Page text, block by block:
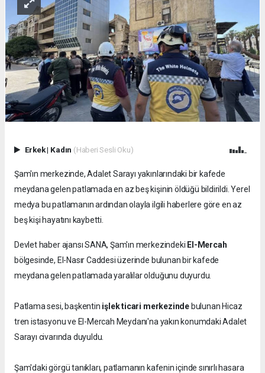
Erkek| Kadın (Haberi Sesli Oku)
Şam'ın merkezinde, Adalet Sarayı yakınlarındaki bir kafede
meydana gelen patlamada en az beş kişinin öldüğü bildirildi. Yerel
medya bu patlamanın ardından olayla ilgili haberlere göre en az
beş kişi hayatını kaybetti.
Devlet haber ajansı SANA, Şam'ın merkezindeki El-Mercah
bölgesinde, El-Nasır Caddesi üzerinde bulunan bir kafede
meydana gelen patlamada yaralılar olduğunu duyurdu.
Patlama sesi, başkentin işlek ticari merkezinde bulunan Hicaz
tren istasyonu ve El-Mercah Meydanı'na yakın konumdaki Adalet
Sarayı civarında duyuldu.
Şam'daki görgü tanıkları, patlamanın kafenin içinde sınırlı hasara